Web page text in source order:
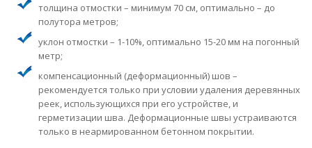
толщина отмостки – минимум 70 см, оптимально – до
полутора метров;
уклон отмостки – 1-10%, оптимально 15-20 мм на погонный
метр;
компенсационный (деформационный) шов –
рекомендуется только при условии удаления деревянных
реек, использующихся при его устройстве, и
герметизации шва. Деформационные швы устраиваются
только в неармированном бетонном покрытии.